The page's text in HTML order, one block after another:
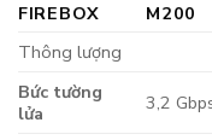
FIREBOX M200
Thông lượng
Bức tường
lửa
3,2